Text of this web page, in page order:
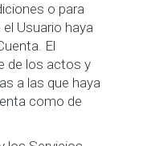
o para
Usuario haya
El
de los actos y
a las que haya
como de